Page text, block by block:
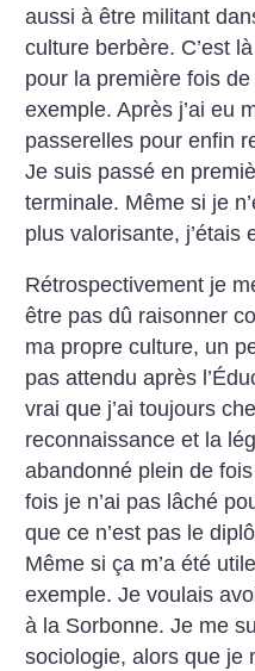
aussi à être militant
culture berbère. C’est
pour la première fois
exemple. Après j’ai eu
passerelles pour enfin
Je suis passé en
terminale. Même si je
plus valorisante, j’étais
Rétrospectivement je
être pas dû raisonner
ma propre culture, un
pas attendu après
vrai que j’ai toujours
reconnaissance et la
abandonné plein de
fois je n’ai pas lâché
que ce n’est pas le
Même si ça m’a été
exemple. Je voulais
à la Sorbonne. Je me
sociologie, alors que je